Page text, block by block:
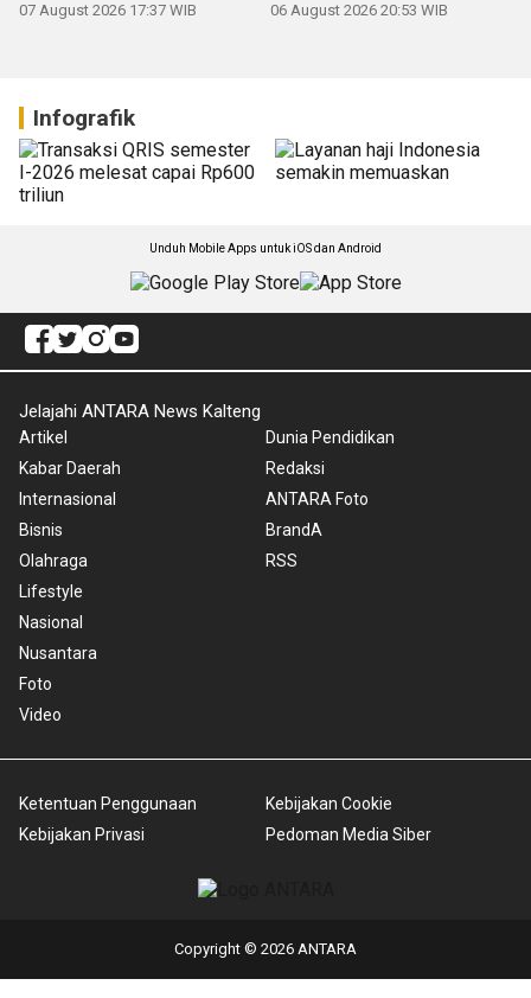
07 August 2026 17:37 WIB 06 August 2026 20:53 WIB
Infografik
Unduh Mobile Apps untuk iOS dan Android
Jelajahi ANTARA News Kalteng
Artikel
Kabar Daerah
Internasional
Bisnis
Olahraga
Lifestyle
Nasional
Nusantara
Foto
Video
Dunia Pendidikan
Redaksi
ANTARA Foto
BrandA
RSS
Ketentuan Penggunaan
Kebijakan Privasi
Kebijakan Cookie
Pedoman Media Siber
Copyright © 2026 ANTARA